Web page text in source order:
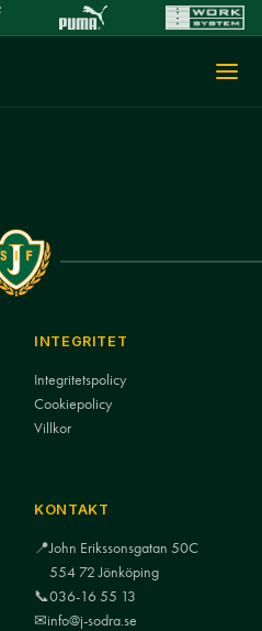
INTEGRITET
Integritetspolicy
Cookiepolicy
Villkor
KONTAKT
📍John Erikssonsgatan 50C
554 72 Jönköping
📞036-16 55 13
✉info@j-sodra.se